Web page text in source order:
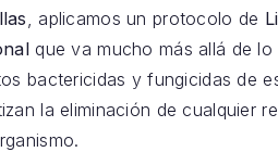
, aplicamos un protocolo de
que va mucho más allá de
bactericidas y fungicidas de
la eliminación de cualquier